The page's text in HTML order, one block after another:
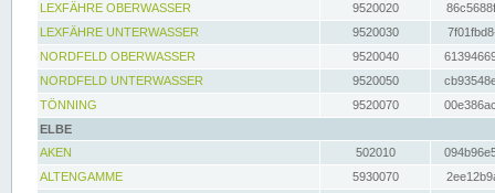
LEXFÄHRE OBERWASSER
9520020
LEXFÄHRE UNTERWASSER
9520030
NORDFELD OBERWASSER
9520040
NORDFELD UNTERWASSER
9520050
TÖNNING
9520070
ELBE
AKEN
502010
ALTENGAMME
5930070